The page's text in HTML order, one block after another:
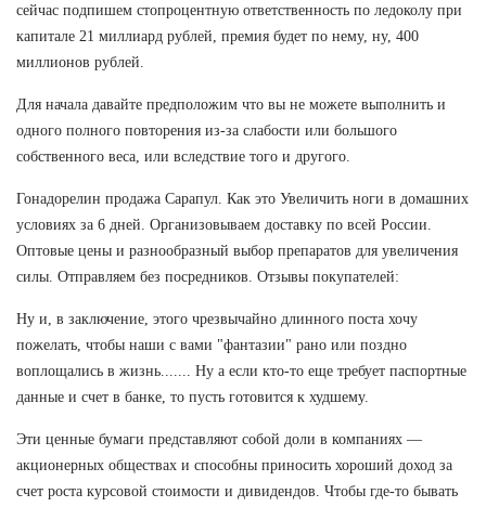
сейчас подпишем стопроцентную ответственность по ледоколу при
капитале 21 миллиард рублей, премия будет по нему, ну, 400
миллионов рублей.
Для начала давайте предположим что вы не можете выполнить и
одного полного повторения из-за слабости или большого
собственного веса, или вследствие того и другого.
Гонадорелин продажа Сарапул. Как это Увеличить ноги в домашних
условиях за 6 дней. Организовываем доставку по всей России.
Оптовые цены и разнообразный выбор препаратов для увеличения
силы. Отправляем без посредников. Отзывы покупателей:
Ну и, в заключение, этого чрезвычайно длинного поста хочу
пожелать, чтобы наши с вами "фантазии" рано или поздно
воплощались в жизнь....... Ну а если кто-то еще требует паспортные
данные и счет в банке, то пусть готовится к худшему.
Эти ценные бумаги представляют собой доли в компаниях —
акционерных обществах и способны приносить хороший доход за
счет роста курсовой стоимости и дивидендов. Чтобы где-то бывать